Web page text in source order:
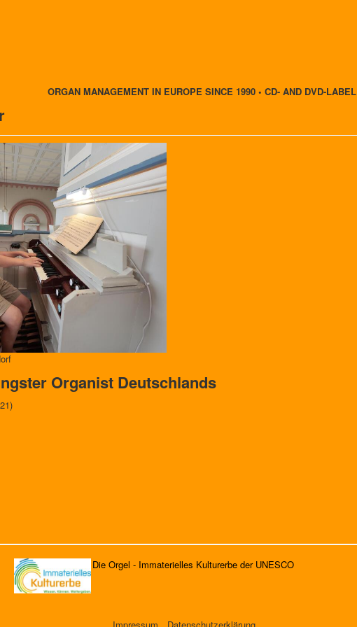
ORGAN MANAGEMENT IN EUROPE SINCE 1990 • CD- AND DVD-LABEL
Organist Deutschlands
Die Orgel - Immaterielles Kulturerbe der UNESCO